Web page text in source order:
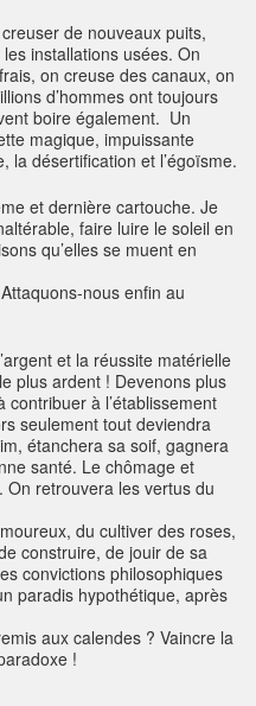
de nouveaux puits,
installations usées. On
on creuse des canaux, on
d’hommes ont toujours
boire également. Un
magique, impuissante
la désertification et l’égoïsme.
et dernière cartouche. Je
faire luire le soleil en
qu’elles se muent en
nous enfin au
et la réussite matérielle
plus ardent ! Devenons plus
à l’établissement
seulement tout deviendra
étanchera sa soif, gagnera
santé. Le chômage et
On retrouvera les vertus du
du cultiver des roses,
construire, de jouir de sa
convictions philosophiques
paradis hypothétique, après
aux calendes ? Vaincre la
!